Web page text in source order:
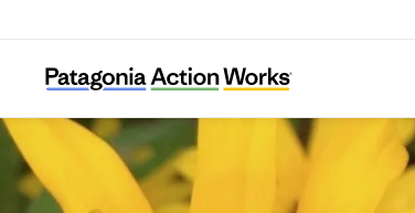
Grow Native Massachusetts